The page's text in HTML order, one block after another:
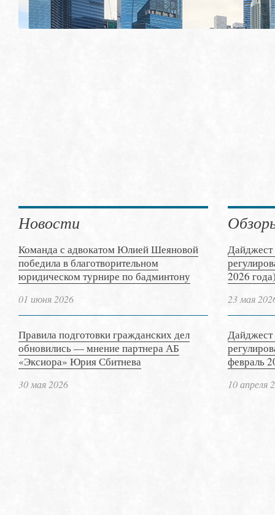
Новости
Команда с адвокатом Юлией Шеяновой
победила в благотворительном
юридическом турнире по бадминтону
01 июня 2026
Правила подготовки гражданских дел
обновились — мнение партнера АБ
«Эксиора» Юрия Сбитнева
30 мая 2026
Дайджест
2026
23 мая
Дайджест
февраль
10 апреля